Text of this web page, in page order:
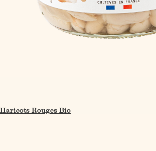
Haricots Rouges Bio